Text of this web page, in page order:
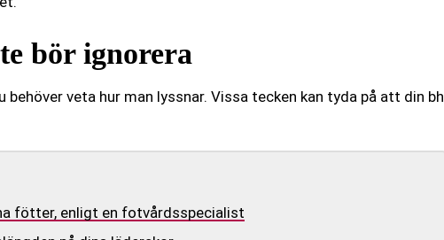
bör ignorera
veta hur man lyssnar. Vissa tecken kan tyda på att din bh
fötter, enligt en fotvårdsspecialist